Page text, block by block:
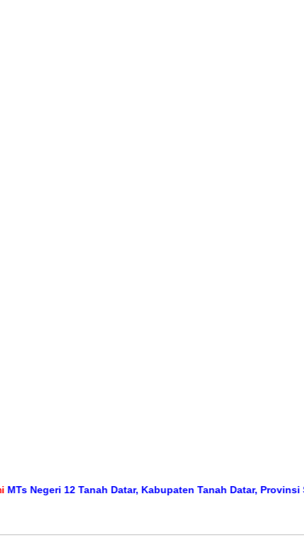
12 Tanah Datar, Kabupaten Tanah Datar, Provinsi